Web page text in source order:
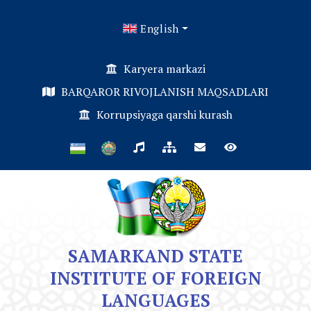
English
Karyera markazi
BARQAROR RIVOJLANISH MAQSADLARI
Korrupsiyaga qarshi kurash
SAMARKAND STATE
INSTITUTE OF FOREIGN
LANGUAGES